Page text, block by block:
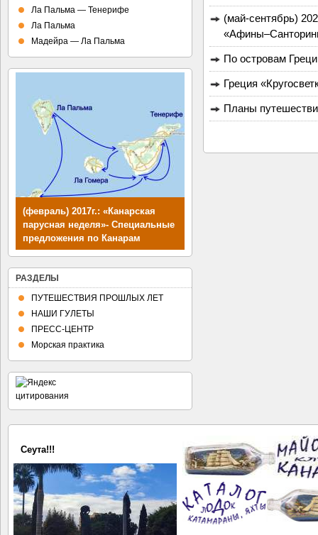
(май-сентябрь)
По островам
Греция
Планы
Ла Пальма — Тенерифе
Ла Пальма
Мадейра — Ла Пальма
(февраль) 2017г.: «Канарская
парусная неделя»- Специальные
предложения по Канарам
РАЗДЕЛЫ
ПУТЕШЕСТВИЯ ПРОШЛЫХ ЛЕТ
НАШИ ГУЛЕТЫ
ПРЕСС-ЦЕНТР
Морская практика
Сеута!!!